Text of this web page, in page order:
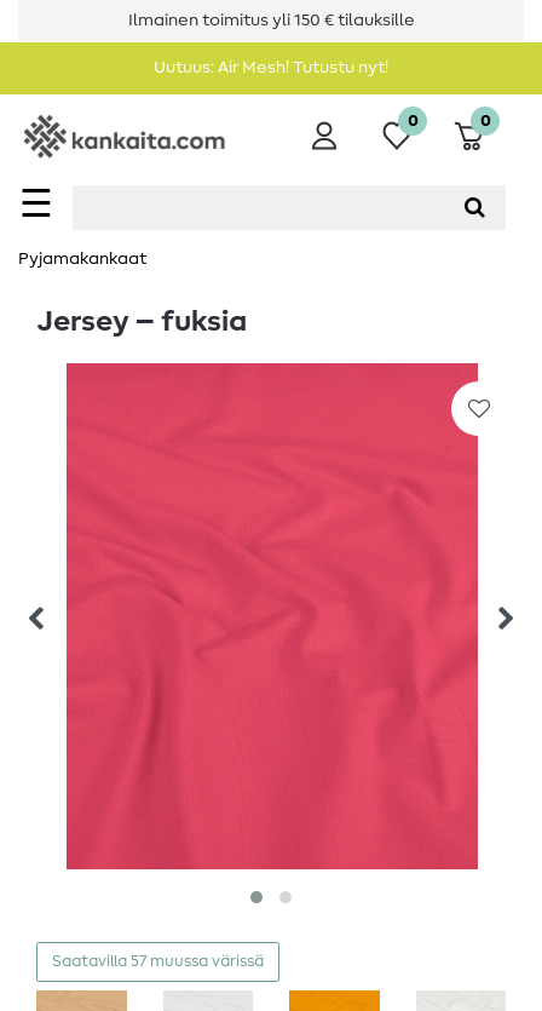
Ilmainen toimitus yli 150 € tilauksille
Uutuus: Air Mesh! Tutustu nyt!
☰
0 0
Pyjamakankaat
Jersey – fuksia
Saatavilla 57 muussa värissä